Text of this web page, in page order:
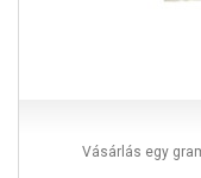
Vásárlás egy